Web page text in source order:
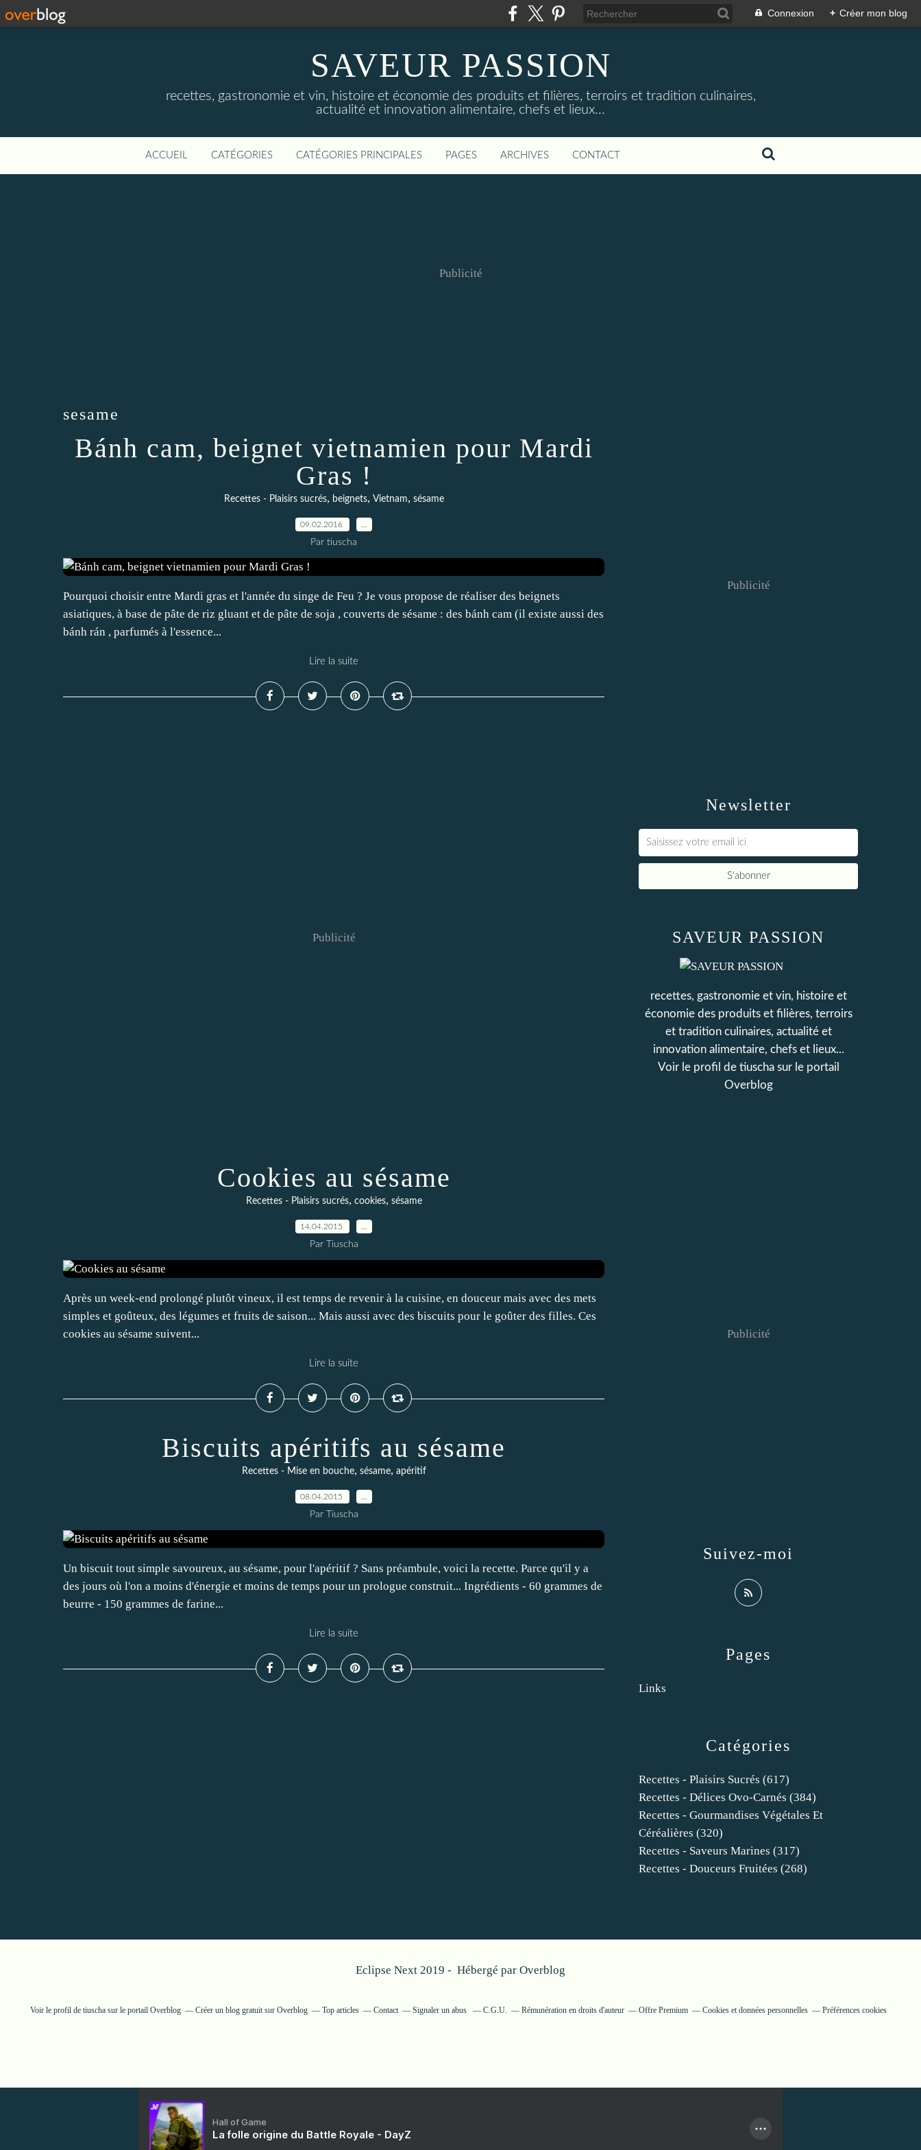
Connexion + Créer mon blog
SAVEUR PASSION
recettes, gastronomie et vin, histoire et économie des produits et filières, terroirs et tradition culinaires,
actualité et innovation alimentaire, chefs et lieux...
ACCUEIL CATÉGORIES CATÉGORIES PRINCIPALES PAGES ARCHIVES CONTACT
Publicité
sesame
Bánh cam, beignet vietnamien pour Mardi
Gras !
Recettes - Plaisirs sucrés, beignets, Vietnam, sésame
09.02.2016
Par tiuscha
Pourquoi choisir entre Mardi gras et l'année du singe de Feu ? Je vous propose de réaliser des beignets
asiatiques, à base de pâte de riz gluant et de pâte de soja , couverts de sésame : des bánh cam (il existe aussi des
bánh rán , parfumés à l'essence...
Lire la suite
Publicité
Cookies au sésame
Recettes - Plaisirs sucrés, cookies, sésame
14.04.2015
Par Tiuscha
Après un week-end prolongé plutôt vineux, il est temps de revenir à la cuisine, en douceur mais avec des mets
simples et goûteux, des légumes et fruits de saison... Mais aussi avec des biscuits pour le goûter des filles. Ces
cookies au sésame suivent...
Lire la suite
Biscuits apéritifs au sésame
Recettes - Mise en bouche, sésame, apéritif
08.04.2015
Par Tiuscha
Un biscuit tout simple savoureux, au sésame, pour l'apéritif ? Sans préambule, voici la recette. Parce qu'il y a
des jours où l'on a moins d'énergie et moins de temps pour un prologue construit... Ingrédients - 60 grammes de
beurre - 150 grammes de farine...
Lire la suite
Newsletter
Publicité
Catégories
Recettes - Plaisirs Sucrés (617)
Recettes - Délices Ovo-Carnés (384)
Recettes - Gourmandises Végétales Et
Céréalières (320)
Recettes - Saveurs Marines (317)
Recettes - Douceurs Fruitées (268)
Pages
Links
SAVEUR PASSION
recettes, gastronomie et vin, histoire et
économie des produits et filières, terroirs
et tradition culinaires, actualité et
innovation alimentaire, chefs et lieux...
Voir le profil de tiuschasur le portail
Overblog
Suivez-moi
Publicité
Eclipse Next 2019 - Hébergé par Overblog
Voir le profil de tiuscha sur le portail Overblog Créer un blog gratuit sur Overblog Top articles Contact Signaler un abus C.G.U. Rémunération en droits d'auteur Offre Premium Cookies et données personnelles Préférences cookies
Hall of Game
La folle origine du Battle Royale - DayZ